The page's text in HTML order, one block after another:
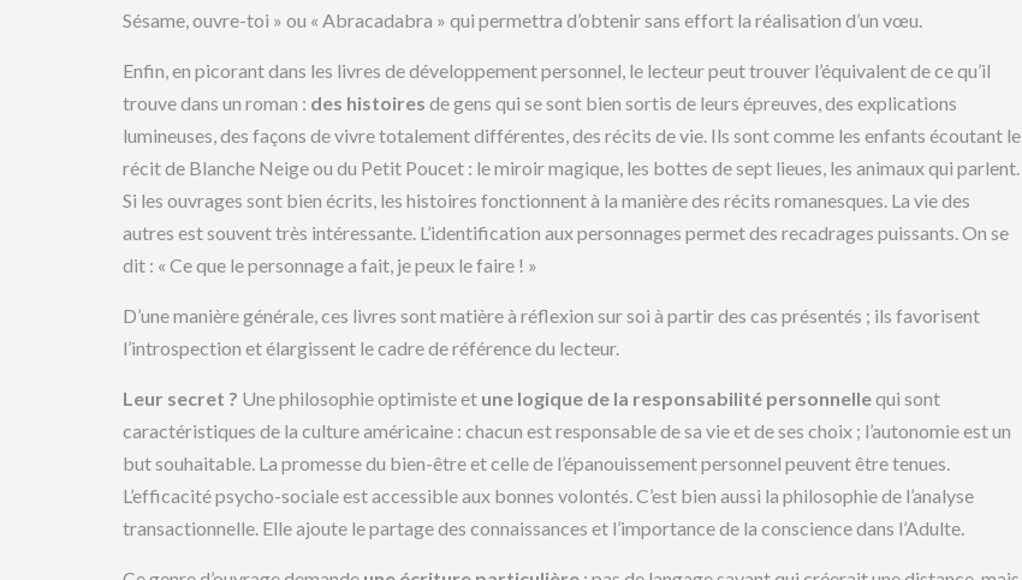
Sésame, ouvre-toi » ou « Abracadabra » qui permettra d’obtenir sans effort la réalisation d’un vœu.
Enfin, en picorant dans les livres de développement personnel, le lecteur peut trouver l’équivalent de ce qu’il
trouve dans un roman : des histoires de gens qui se sont bien sortis de leurs épreuves, des explications
lumineuses, des façons de vivre totalement différentes, des récits de vie. Ils sont comme les enfants écoutant le
récit de Blanche Neige ou du Petit Poucet : le miroir magique, les bottes de sept lieues, les animaux qui parlent.
Si les ouvrages sont bien écrits, les histoires fonctionnent à la manière des récits romanesques. La vie des
autres est souvent très intéressante. L’identification aux personnages permet des recadrages puissants. On se
dit : « Ce que le personnage a fait, je peux le faire ! »
D’une manière générale, ces livres sont matière à réflexion sur soi à partir des cas présentés ; ils favorisent
l’introspection et élargissent le cadre de référence du lecteur.
Leur secret ? Une philosophie optimiste et une logique de la responsabilité personnellequi sont
caractéristiques de la culture américaine : chacun est responsable de sa vie et de ses choix ; l’autonomie est un
but souhaitable. La promesse du bien-être et celle de l’épanouissement personnel peuvent être tenues.
L’efficacité psycho-sociale est accessible aux bonnes volontés. C’est bien aussi la philosophie de l’analyse
transactionnelle. Elle ajoute le partage des connaissances et l’importance de la conscience dans l’Adulte.